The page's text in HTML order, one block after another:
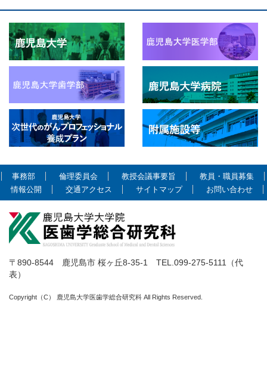
事務部 倫理委員会 教授会議事要旨
教員・職員募集
情報公開
交通アクセス サイトマップ お問い合わせ
〒890-8544 鹿児島市 桜ヶ丘8-35-1 TEL.099-275-5111（代
表）
Copyright（C） 鹿児島大学医歯学総合研究科 All Rights Reserved.